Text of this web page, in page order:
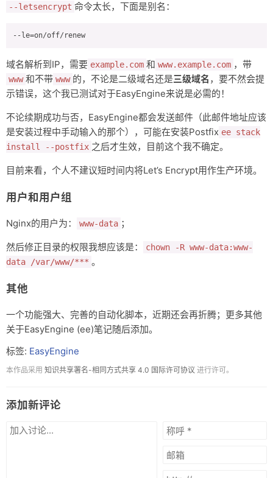
--letsencrypt 命令太长，下面是别名：
域名解析到IP，需要 example.com 和 www.example.com ，带
www 和不带 www 的，不论是二级域名还是三级域名 ，要不然会提
示错误，这个我已测试对于EasyEngine来说是必需的！
不论续期成功与否，EasyEngine都会发送邮件（此邮件地址应该
是安装过程中手动输入的那个），可能在安装Postfix ee stack
install --postfix 之后才生效，目前这个我不确定。
目前来看，个人不建议短时间内将Let’s Encrypt用作生产环境。
用户和用户组
Nginx的用户为： www-data ；
然后修正目录的权限我想应该是：
chown -R www-data:www-
data /var/www/*** 。
其他
一个功能强大、完善的自动化脚本，近期还会再折腾；更多其他
关于EasyEngine (ee)笔记随后添加。
标签: EasyEngine
本作品采用 知识共享署名-相同方式共享 4.0 国际许可协议 进行许可。
添加新评论